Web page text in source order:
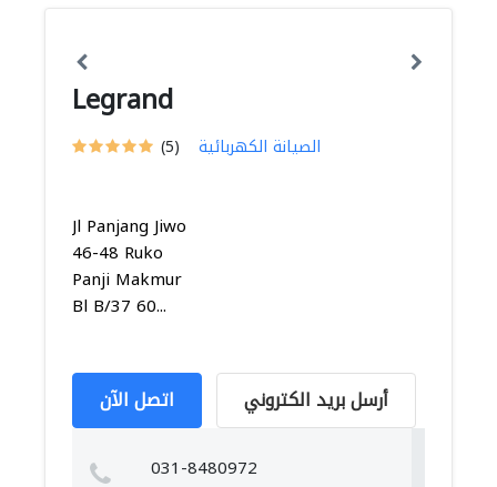
Legrand
(5) الصيانة الكهربائية
Jl Panjang Jiwo
46-48 Ruko
Panji Makmur
Bl B/37 60...
اتصل الآن أرسل بريد الكتروني
031-8480972